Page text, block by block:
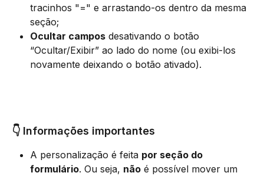
tracinhos "=" e arrastando-os dentro da mesma
seção;
Ocultar campos desativando o botão
“Ocultar/Exibir” ao lado do nome (ou exibi-los
novamente deixando o botão ativado).
👇 Informações importantes
A personalização é feita por seção do
formulário. Ou seja, não é possível mover um